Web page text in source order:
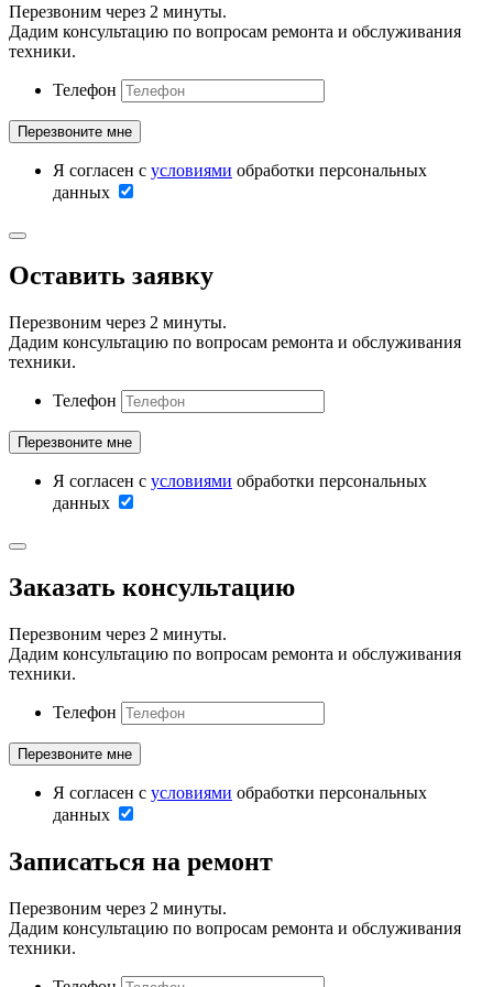
Перезвоним через 2 минуты.
Дадим консультацию по вопросам ремонта и обслуживания
техники.
Телефон
Я согласен с условиями обработки персональных
данных
Оставить заявку
Перезвоним через 2 минуты.
Дадим консультацию по вопросам ремонта и обслуживания
техники.
Телефон
Я согласен с условиями обработки персональных
данных
Заказать консультацию
Перезвоним через 2 минуты.
Дадим консультацию по вопросам ремонта и обслуживания
техники.
Телефон
Я согласен с условиями обработки персональных
данных
Записаться на ремонт
Перезвоним через 2 минуты.
Дадим консультацию по вопросам ремонта и обслуживания
техники.